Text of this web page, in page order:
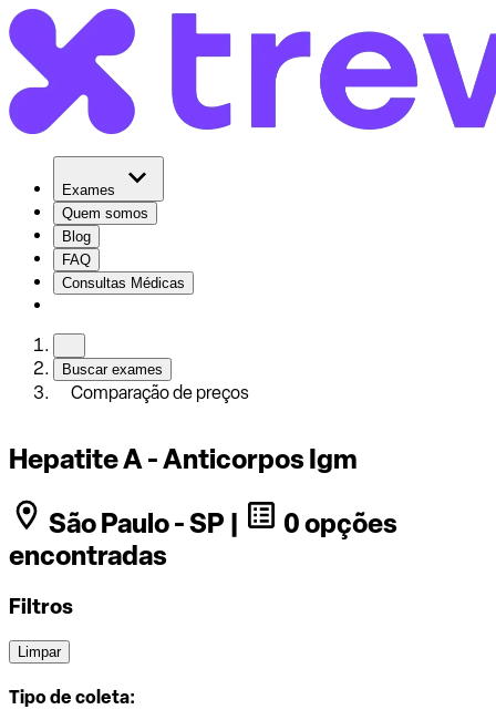
Exames
Quem somos
Blog
FAQ
Consultas Médicas
Buscar exames
Comparação de preços
Hepatite A - Anticorpos Igm
São Paulo - SP |
0 opções
encontradas
Filtros
Limpar
Tipo de coleta: